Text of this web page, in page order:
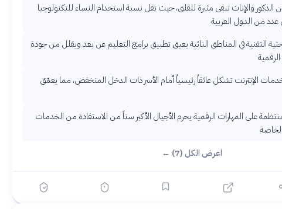
الذكور والإناث تبقى مثيرة للقلق، حيث تقل نسبة استخدام النساء للتكنولوجيا
من الدول العربية
التقنية في المناطق النائية يعيق تطبيق برامج التعليم عن بعد ويقلل من جودة
الإنترنت تشكل عائقاً رئيسياً أمام الأسر ذات الدخل المنخفض، مما يعمّق
على المهارات الرقمية يحرم الأجيال الأكبر سناً من الاستفادة من الخدمات
اعرض الكل (7) ←